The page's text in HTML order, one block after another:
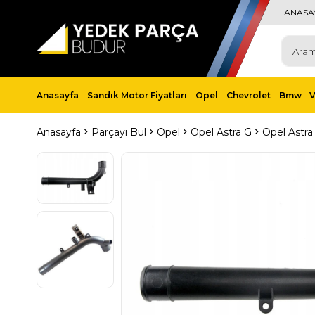
Anasayfa Sandık Motor Fiyatları Opel Chevrolet Bmw
Anasayfa Parçayı Bul Opel Opel Astra G Opel